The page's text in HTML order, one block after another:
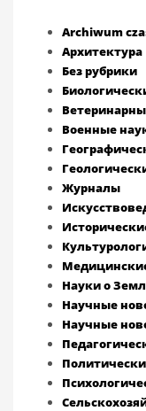
Archiwum
Архитектура
Без рубрики
Военные
Журналы
Науки о
Научные
Научные